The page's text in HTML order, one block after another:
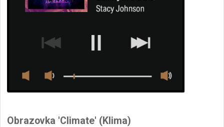
Obrazovka 'Climate' (Klima)